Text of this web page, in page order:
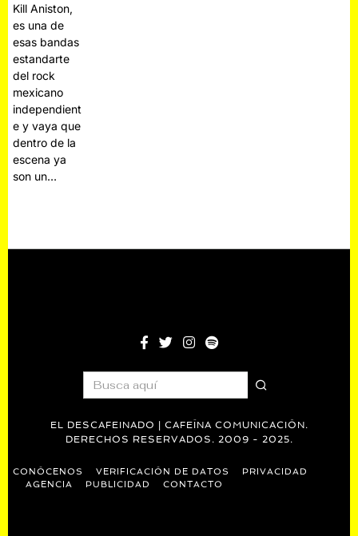
Kill Aniston,
es una de
esas bandas
estandarte
del rock
mexicano
independient
e y vaya que
dentro de la
escena ya
son un…
EL DESCAFEINADO | CAFEÍNA COMUNICACIÓN.
DERECHOS RESERVADOS. 2009 - 2025.
CONÓCENOS VERIFICACIÓN DE DATOS
PRIVACIDAD
AGENCIA
PUBLICIDAD CONTACTO